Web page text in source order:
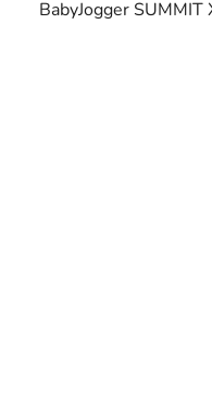
BabyJogger SUMMIT